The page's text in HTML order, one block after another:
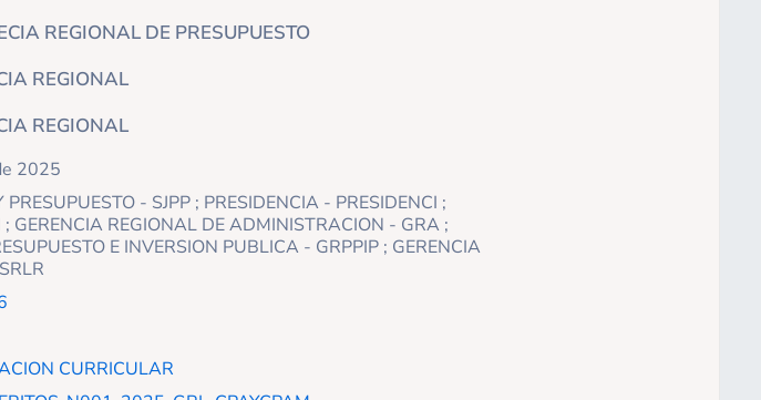
REGIONAL DE PRESUPUESTO
REGIONAL
REGIONAL
2025
- SJPP ; PRESIDENCIA - PRESIDENCI ;
GERENCIA REGIONAL DE ADMINISTRACION - GRA ;
E INVERSION PUBLICA - GRPPIP ; GERENCIA
CURRICULAR